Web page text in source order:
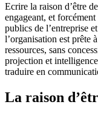
Ecrire la raison d’être
engageant, et
publics de l’entreprise
l’organisation est prête
ressources, sans
projection et
traduire en
La raison